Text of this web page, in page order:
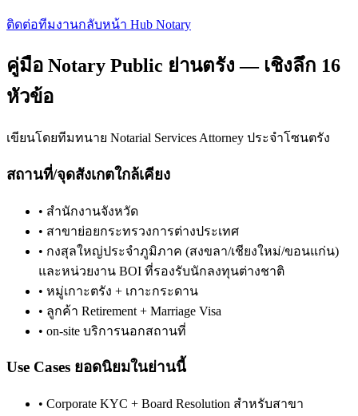
ติดต่อทีมงานกลับหน้า Hub Notary
คู่มือ Notary Public ย่านตรัง — เชิงลึก 16
หัวข้อ
เขียนโดยทีมทนาย Notarial Services Attorney ประจำโซนตรัง
สถานที่/จุดสังเกตใกล้เคียง
• สำนักงานจังหวัด
• สาขาย่อยกระทรวงการต่างประเทศ
• กงสุลใหญ่ประจำภูมิภาค (สงขลา/เชียงใหม่/ขอนแก่น)
และหน่วยงาน BOI ที่รองรับนักลงทุนต่างชาติ
• หมู่เกาะตรัง + เกาะกระดาน
• ลูกค้า Retirement + Marriage Visa
• on-site บริการนอกสถานที่
Use Cases ยอดนิยมในย่านนี้
• Corporate KYC + Board Resolution สำหรับสาขา